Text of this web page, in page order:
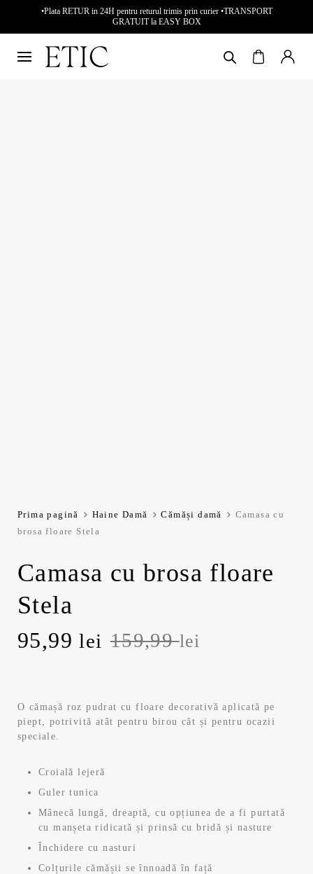
•Plata RETUR in 24H pentru returul trimis prin curier •TRANSPORT
GRATUIT la EASY BOX
Prima pagină Haine Damă Cămăși damă
Camasa cu
brosa floare Stela
Camasa cu brosa floare
Stela
159,99lei
Prețul
a
fost:
159,99 lei.
95,99lei
Prețul
este:
95,99 lei.
O cămașă roz pudrat cu floare decorativă aplicată pe
piept, potrivită atât pentru birou cât și pentru ocazii
speciale.
Croială lejeră
Guler tunica
Mânecă lungă, dreaptă, cu opțiunea de a fi purtată
cu manșeta ridicată și prinsă cu bridă și nasture
Închidere cu nasturi
Colțurile cămășii se înnoadă în față